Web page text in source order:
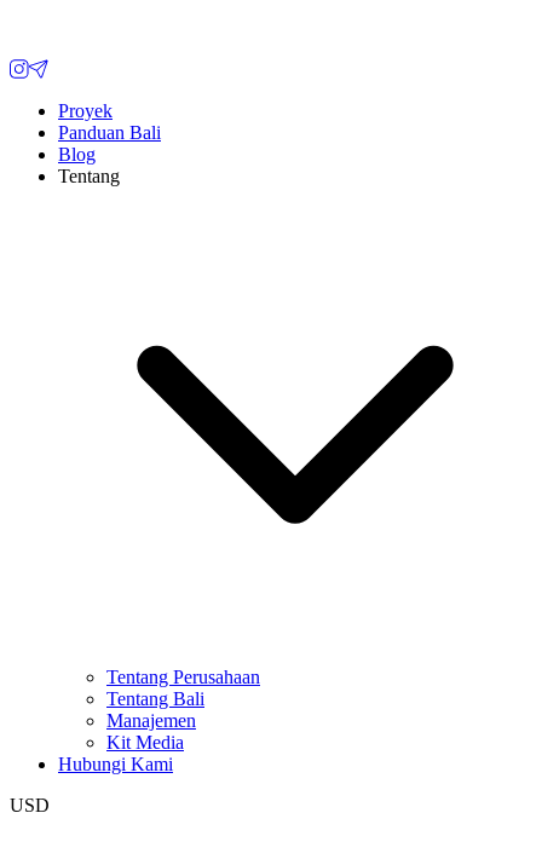
Proyek
Panduan Bali
Blog
Tentang
Tentang Perusahaan
Tentang Bali
Manajemen
Kit Media
Hubungi Kami
USD